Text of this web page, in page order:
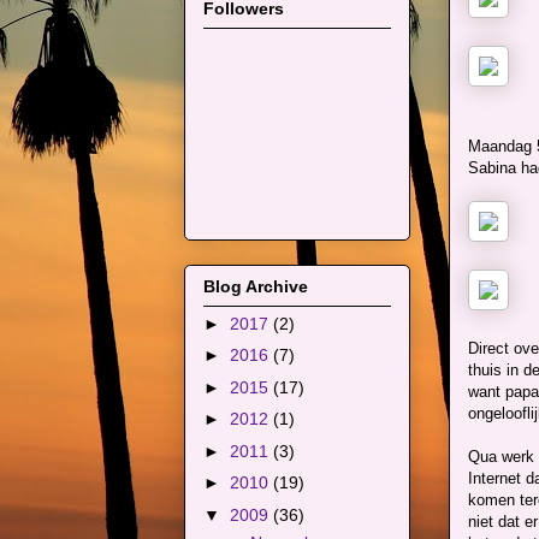
Sabina
Direct
thuis in
want
Qua
Internet
komen
niet dat
Followers
Blog Archive
► 2017 (2)
► 2016 (7)
► 2015 (17)
► 2012 (1)
► 2011 (3)
► 2010 (19)
▼ 2009 (36)